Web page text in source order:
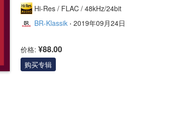
Hi-Res / FLAC / 48kHz/24bit
BR-Klassik · 2019年09月24日
价格: ¥88.00
购买专辑